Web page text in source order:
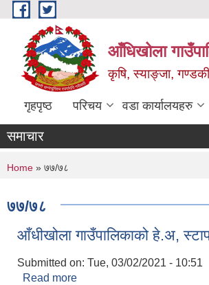
Skip to main content
आँधिखोला
कृषि, स्याङ्जा,
गृहपृष्ठ परिचय वडा कार्यालयहरु
समाचार
You are here
Home » ७७/७८
७७/७८
आँधीखोला गाउँपालिकाको हे.अ,
Submitted on: Tue, 03/02/2021 - 10:51
Read more